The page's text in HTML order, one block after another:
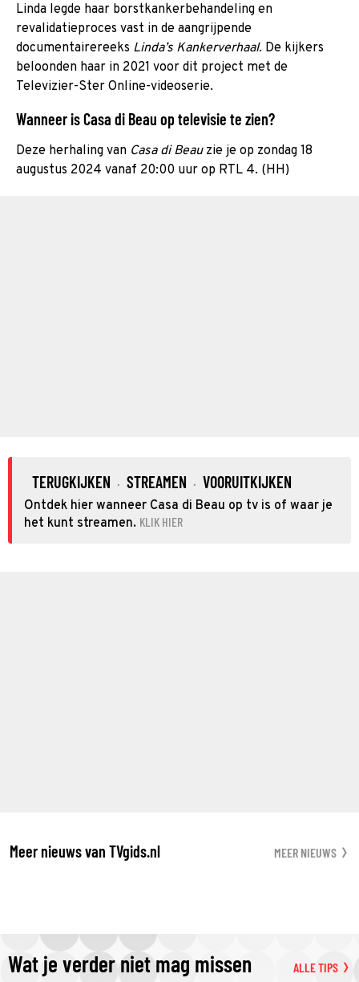
Linda legde haar borstkankerbehandeling en
revalidatieproces vast in de aangrijpende
documentairereeks Linda’s Kankerverhaal. De kijkers
beloonden haar in 2021 voor dit project met de
Televizier-Ster Online-videoserie.
Wanneer is Casa di Beau op televisie te zien?
Deze herhaling van Casa di Beauzie je op zondag 18
augustus 2024 vanaf 20:00 uur op RTL 4. (HH)
TERUGKIJKEN · STREAMEN · VOORUITKIJKEN
Ontdek hier wanneer Casa di Beau op tv is of waar je
het kunt streamen. KLIK HIER
Meer nieuws van TVgids.nl MEER NIEUWS
Wat je verder niet mag missen ALLE TIPS